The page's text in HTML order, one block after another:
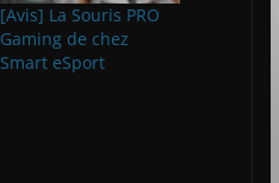
[Avis] La Souris PRO
Gaming de chez
Smart eSport